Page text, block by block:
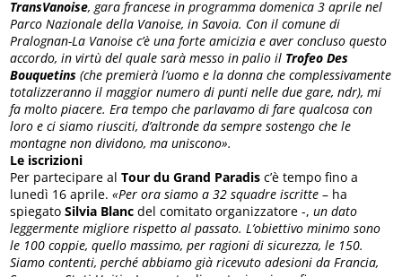
TransVanoise, gara francese in programma domenica 3 aprile nel
Parco Nazionale della Vanoise, in Savoia. Con il comune di
Pralognan-La Vanoise c’è una forte amicizia e aver concluso questo
accordo, in virtù del quale sarà messo in palio il Trofeo Des
Bouquetins (che premierà l’uomo e la donna che complessivamente
totalizzeranno il maggior numero di punti nelle due gare, ndr), mi
fa molto piacere. Era tempo che parlavamo di fare qualcosa con
loro e ci siamo riusciti, d’altronde da sempre sostengo che le
montagne non dividono, ma uniscono».
Le iscrizioni
Per partecipare alTour du Grand Paradis c’è tempo fino a
lunedì 16 aprile.«Per ora siamo a 32 squadre iscritte– ha
spiegatoSilvia Blanc del comitato organizzatore -,un dato
leggermente migliore rispetto al passato. L’obiettivo minimo sono
le 100 coppie, quello massimo, per ragioni di sicurezza, le 150.
Siamo contenti, perché abbiamo già ricevuto adesioni da Francia,